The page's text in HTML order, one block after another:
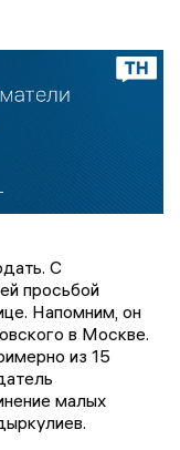
С
просьбой
Напомним, он
в Москве.
из 15
малых